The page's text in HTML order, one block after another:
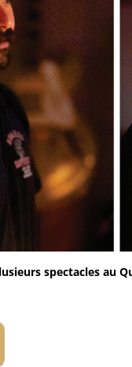
spectacles au